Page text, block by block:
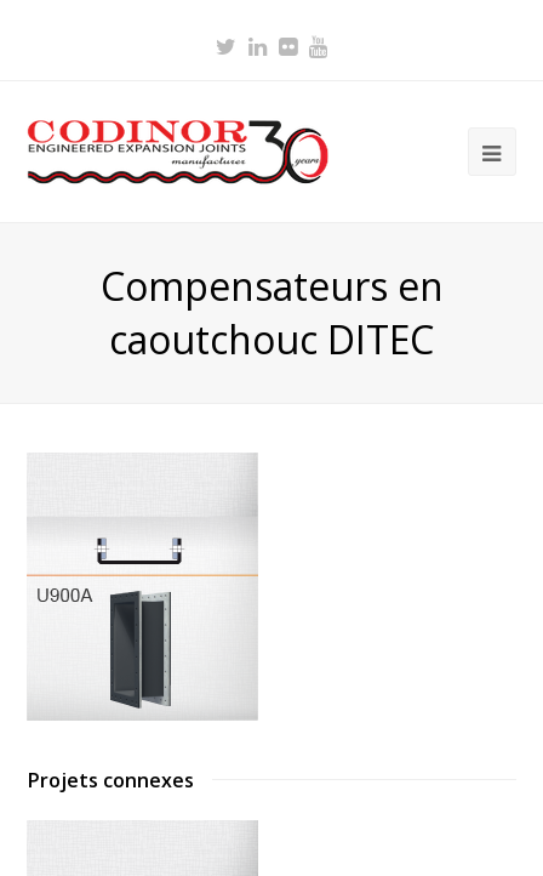
Twitter
LinkedIn
FlickrYoutube
Compensateurs en
caoutchouc DITEC
Projets connexes